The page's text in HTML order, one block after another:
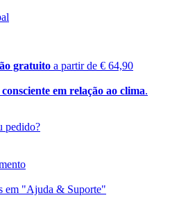
gratuito a partir de € 64,90
consciente em relação ao clima.
pedido?
em "Ajuda & Suporte"